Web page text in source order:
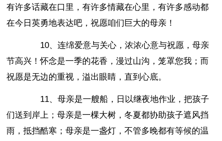
有许多话藏在口里，有许多情藏在心里，有许多感动都
在今日英勇地表达吧，祝愿咱们巨大的母亲！
10、连绵爱意与关心，浓浓心意与祝愿，母亲
节高兴！怀念是一季的花香，漫过山沟，笼罩您我；而
祝愿是无边的重视，溢出眼睛，直到心底。
11、母亲是一艘船，日以继夜地作业，把孩子
们送到岸上；母亲是一棵大树，冬夏都协助孩子遮风挡
雨，抵挡酷寒；母亲是一盏灯，不管多晚都有等候的温